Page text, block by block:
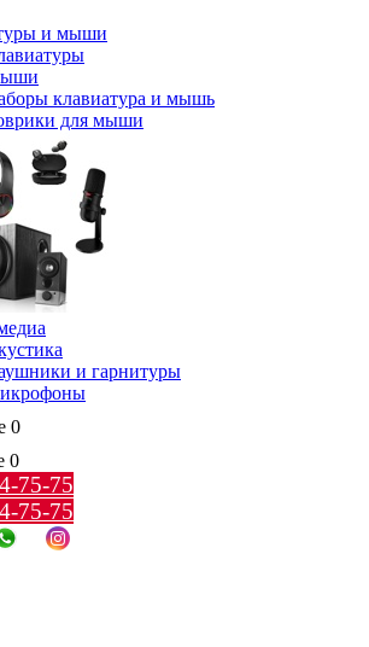
и мыши
клавиатура и мышь
для мыши
и гарнитуры
0
0
75-75
75-75